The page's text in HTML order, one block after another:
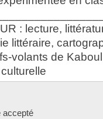
: lecture,
littéraire,
volants de
accepté